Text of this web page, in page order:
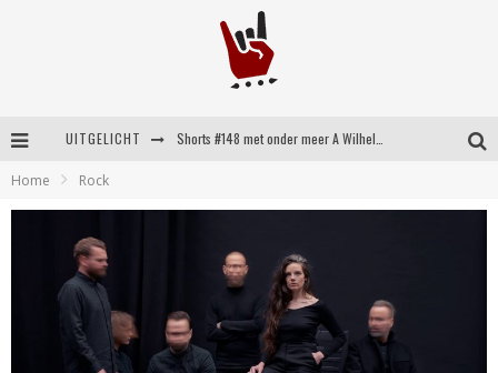
UITGELICHT
Home Rock